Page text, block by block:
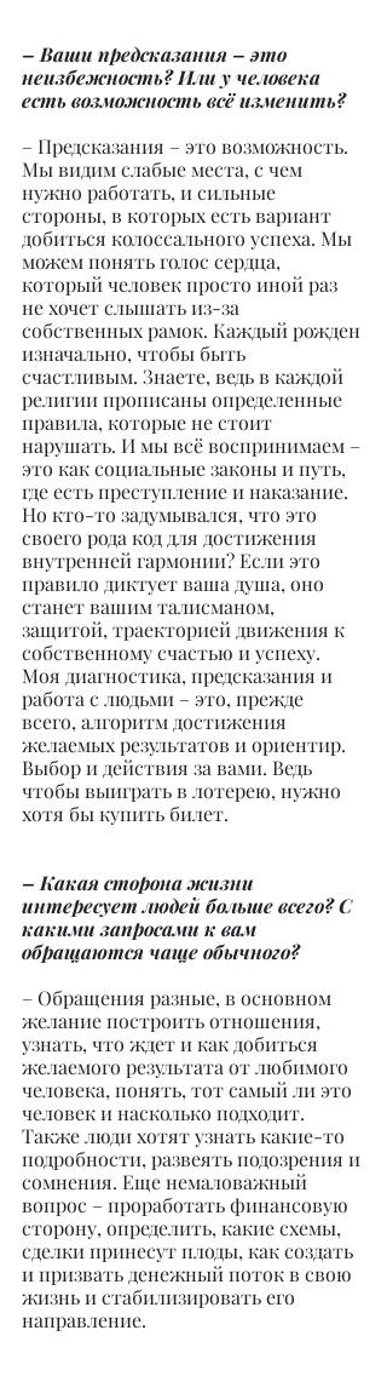
– Ваши предсказания – это
неизбежность? Или у человека
есть возможность всё изменить?
– Предсказания – это возможность.
Мы видим слабые места, с чем
нужно работать, и сильные
стороны, в которых есть вариант
добиться колоссального успеха. Мы
можем понять голос сердца,
который человек просто иной раз
не хочет слышать из-за
собственных рамок. Каждый рожден
изначально, чтобы быть
счастливым. Знаете, ведь в каждой
религии прописаны определенные
правила, которые не стоит
нарушать. И мы всё воспринимаем –
это как социальные законы и путь,
где есть преступление и наказание.
Но кто-то задумывался, что это
своего рода код для достижения
внутренней гармонии? Если это
правило диктует ваша душа, оно
станет вашим талисманом,
защитой, траекторией движения к
собственному счастью и успеху.
Моя диагностика, предсказания и
работа с людьми – это, прежде
всего, алгоритм достижения
желаемых результатов и ориентир.
Выбор и действия за вами. Ведь
чтобы выиграть в лотерею, нужно
хотя бы купить билет.
– Какая сторона жизни
интересует людей больше всего? С
какими запросами к вам
обращаются чаще обычного?
– Обращения разные, в основном
желание построить отношения,
узнать, что ждет и как добиться
желаемого результата от любимого
человека, понять, тот самый ли это
человек и насколько подходит.
Также люди хотят узнать какие-то
подробности, развеять подозрения и
сомнения. Еще немаловажный
вопрос – проработать финансовую
сторону, определить, какие схемы,
сделки принесут плоды, как создать
и призвать денежный поток в свою
жизнь и стабилизировать его
направление.